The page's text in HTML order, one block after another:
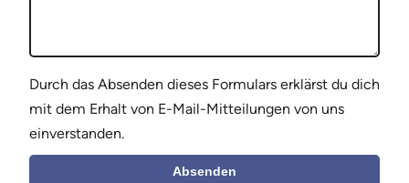
Durch das Absenden dieses Formulars erklärst du dich
mit dem Erhalt von E-Mail-Mitteilungen von uns
einverstanden.
Absenden